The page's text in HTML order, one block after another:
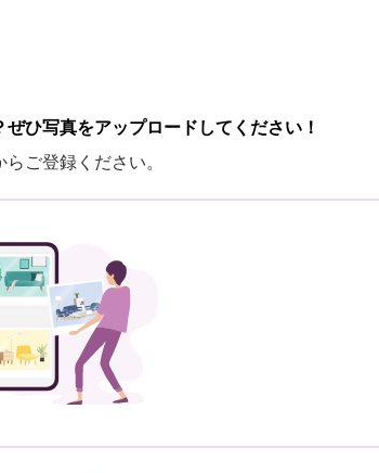
ひ写真をアップロードしてください！
ご登録ください。